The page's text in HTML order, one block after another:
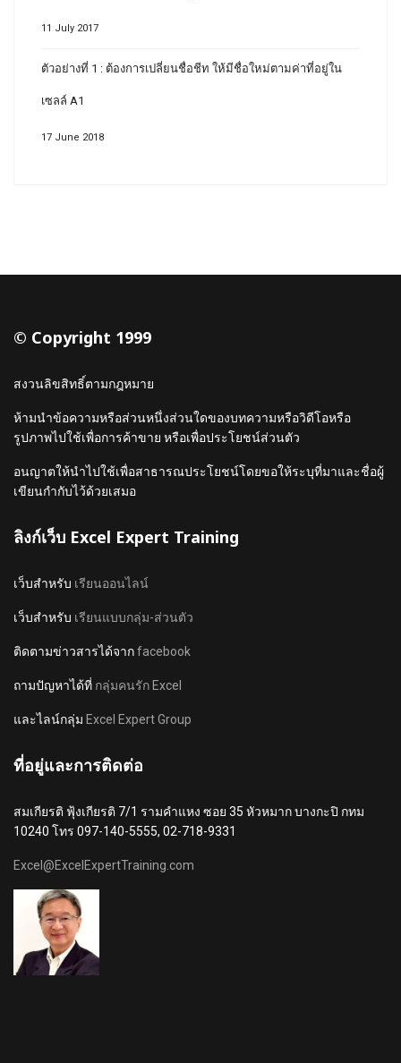
11 July 2017
ตัวอย่างที่ 1 : ต้องการเปลี่ยนชื่อชีท ให้มีชื่อใหม่ตามค่าที่อยู่ใน
เซลล์ A1
17 June 2018
© Copyright 1999
สงวนลิขสิทธิ์ตามกฎหมาย
ห้ามนำข้อความหรือส่วนหนึ่งส่วนใดของบทความหรือวิดีโอหรือ
รูปภาพไปใช้เพื่อการค้าขาย หรือเพื่อประโยชน์ส่วนตัว
อนญาตให้นำไปใช้เพื่อสาธารณประโยชน์โดยขอให้ระบุที่มาและชื่อผู้
เขียนกำกับไว้ด้วยเสมอ
ลิงก์เว็บ Excel Expert Training
เว็บสำหรับ เรียนออนไลน์
เว็บสำหรับ เรียนแบบกลุ่ม-ส่วนตัว
ติดตามข่าวสารได้จากfacebook
ถามปัญหาได้ที่ กลุ่มคนรัก Excel
และไลน์กลุ่ม Excel Expert Group
ที่อยู่และการติดต่อ
สมเกียรติ ฟุ้งเกียรติ 7/1 รามคำแหง ซอย 35 หัวหมาก บางกะปิ กทม
10240 โทร 097-140-5555, 02-718-9331
Excel@ExcelExpertTraining.com